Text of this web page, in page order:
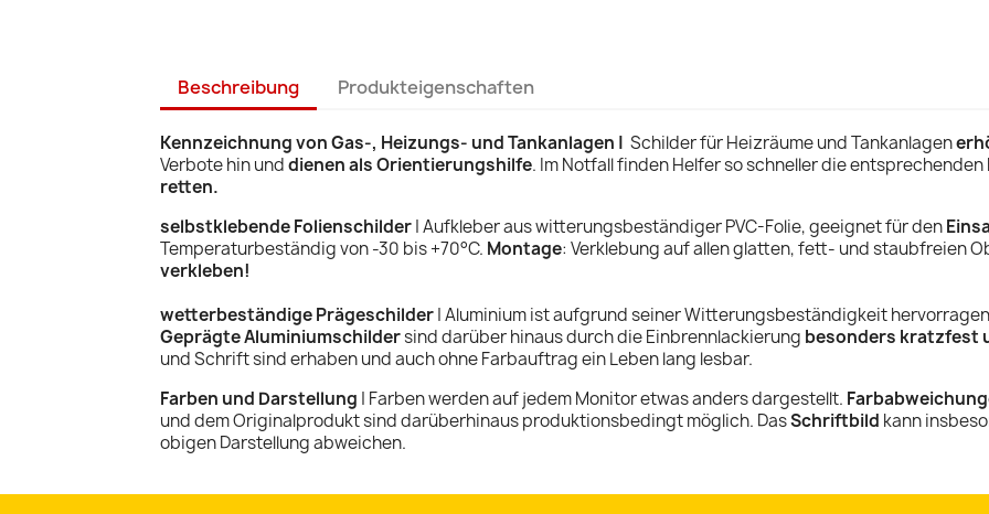
Beschreibung Produkteigenschaften
Kennzeichnung von Gas-, Heizungs- und Tankanlagen | Schilder für Heizräume und Tankanlagen
Verbote hin unddienen als Orientierungshilfe. Im Notfall finden Helfer so schneller die
retten.
selbstklebende Folienschilder| Aufkleber aus witterungsbeständiger PVC-Folie, geeignet für den
Temperaturbeständig von -30 bis +70°C. Montage: Verklebung auf allen glatten, fett- und staubfreien
verkleben!
wetterbeständige Prägeschilder| Aluminium ist aufgrund seiner Witterungsbeständigkeit
Geprägte Aluminiumschildersind darüber hinaus durch die Einbrennlackierung besonders kratzfest
und Schrift sind erhaben und auch ohne Farbauftrag ein Leben lang lesbar.
Farben und Darstellung | Farben werden auf jedem Monitor etwas anders dargestellt.
und dem Originalprodukt sind darüberhinaus produktionsbedingt möglich. DasSchriftbild kann
obigen Darstellung abweichen.